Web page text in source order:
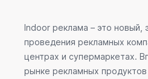
Indoor реклама – это новый,
проведения рекламных
центрах и супермаркетах.
рынке рекламных продуктов